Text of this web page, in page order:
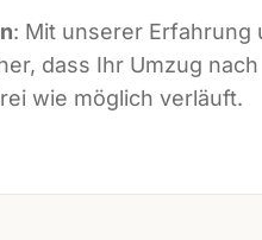
: Mit unserer Erfahrung
dass Ihr Umzug nach
wie möglich verläuft.